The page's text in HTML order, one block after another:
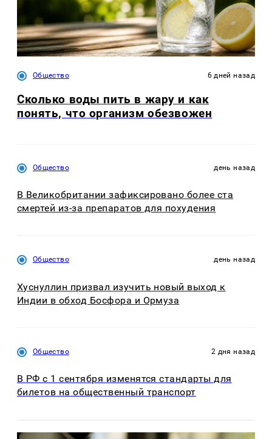
Общество 6 дней назад
Сколько воды пить в жару и как
понять, что организм обезвожен
Общество день назад
В Великобритании зафиксировано более ста
смертей из-за препаратов для похудения
Общество день назад
Хуснуллин призвал изучить новый выход к
Индии в обход Босфора и Ормуза
Общество 2 дня назад
В РФ с 1 сентября изменятся стандарты для
билетов на общественный транспорт